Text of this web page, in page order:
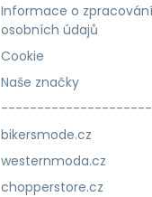
Informace o zpracování
osobních údajů
Cookie
Naše značky
bikersmode.cz
westernmoda.cz
chopperstore.cz